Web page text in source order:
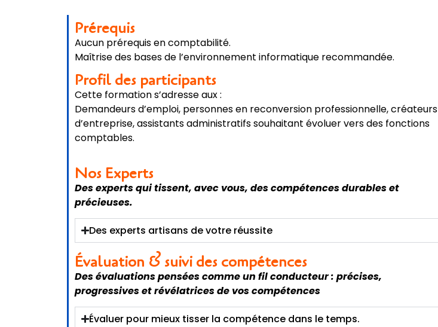
Prérequis
Aucun prérequis en comptabilité.
Maîtrise des bases de l’environnement informatique recommandée.
Profil des participants
Cette formation s’adresseaux :
Demandeurs d’emploi, personnes en reconversion professionnelle, créateurs
d’entreprise, assistants administratifs souhaitant évoluer vers des fonctions
comptables.
Nos Experts
Des experts qui tissent, avec vous, des compétences durables et
précieuses.
Des experts artisans de votre réussite
Évaluation & suivi des compétences
Des évaluations pensées comme un fil conducteur : précises,
progressives et révélatrices de vos compétences
Évaluer pour mieux tisser la compétence dans le temps.